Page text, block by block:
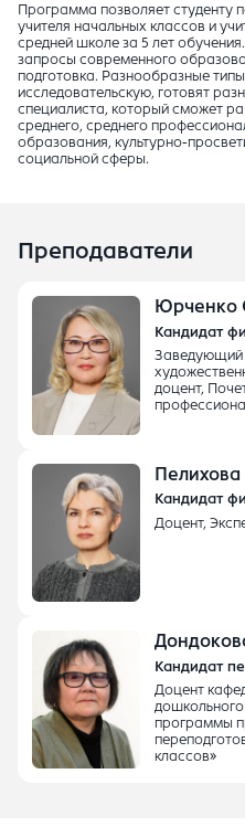
Программа позволяет студенту
учителя начальных классов и
средней школе за 5 лет
запросы современного
подготовка. Разнообразные
исследовательскую, готовят
специалиста, который сможет
среднего, среднего
образования, культурно-
социальной сферы.
Преподаватели
Юрченко
Кандидат
Заведующий
доцент,
Кандидат
Доцент,
Кандидат
Доцент
программы
классов»